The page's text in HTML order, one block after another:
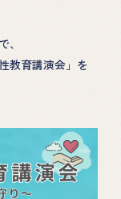
教育講演会」を